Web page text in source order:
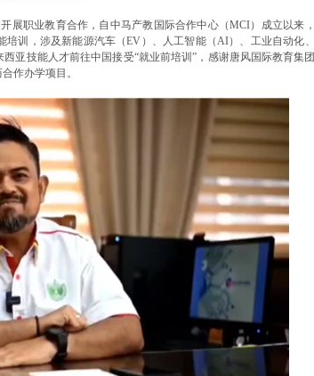
展职业教育合作，自中马产教国际合作中心（MCI）成立以来，
训，涉及新能源汽车（EV）、人工智能（AI）、工业自动化、
亚技能人才前往中国接受“就业前培训”，感谢唐风国际教育集团
作办学项目。